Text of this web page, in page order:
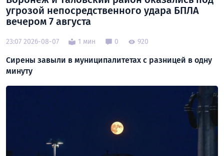
угрозой непосредственного удара БПЛА
вечером 7 августа
23:07 2026-08-07 1 мин 0 920
Сирены завыли в муниципалитетах с разницей в одну
минуту